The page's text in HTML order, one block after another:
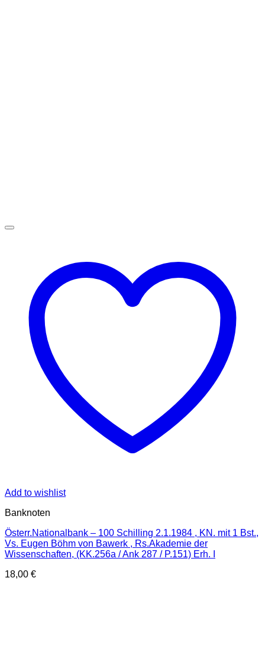
Add to wishlist
Banknoten
Österr.Nationalbank – 100 Schilling 2.1.1984 , KN. mit 1 Bst.,
Vs. Eugen Böhm von Bawerk , Rs.Akademie der
Wissenschaften, (KK.256a / Ank 287 / P.151) Erh. I
18,00 €